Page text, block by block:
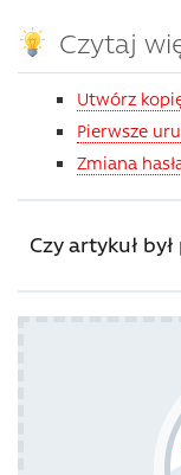
Czytaj
Utwórz
Pierwsze
Zmiana
Czy artykuł